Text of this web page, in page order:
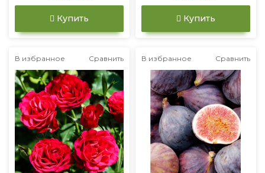
Купить Купить
В избранное Сравнить В избранное Сравнить